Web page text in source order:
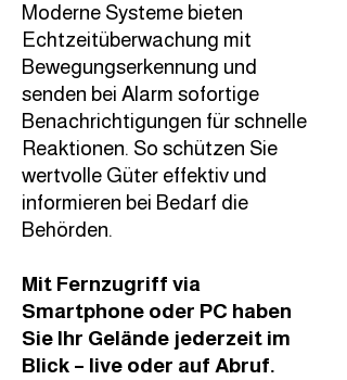
Moderne Systeme bieten
Echtzeitüberwachung mit
Bewegungserkennung und
senden bei Alarm sofortige
Benachrichtigungen für schnelle
Reaktionen. So schützen Sie
wertvolle Güter effektiv und
informieren bei Bedarf die
Behörden.
Mit Fernzugriff via
Smartphone oder PC haben
Sie Ihr Gelände jederzeit im
Blick – live oder auf Abruf.